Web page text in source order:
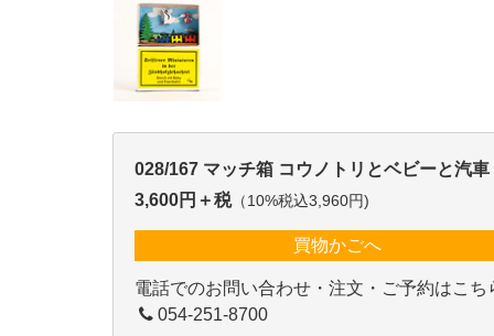
028/167 マッチ箱 コウノトリとベビーと汽車
3,600円＋税（10%税込3,960円)
買物かごへ
電話でのお問い合わせ・注文・ご予約はこち
054-251-8700